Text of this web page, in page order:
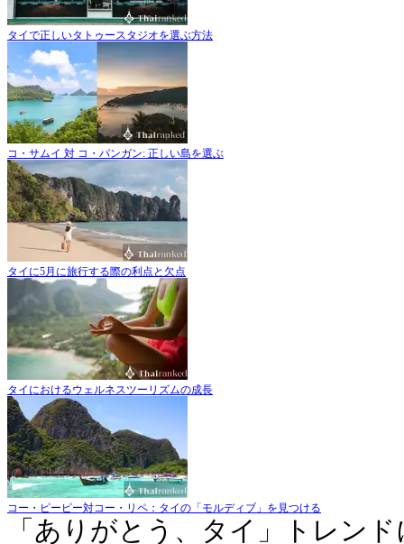
タイで正しいタトゥースタジオを選ぶ方法
コ・サムイ 対 コ・パンガン: 正しい島を選ぶ
タイに5月に旅行する際の利点と欠点
タイにおけるウェルネスツーリズムの成長
コー・ピーピー対コー・リペ：タイの「モルディブ」を見つける
「ありがとう、タイ」トレン